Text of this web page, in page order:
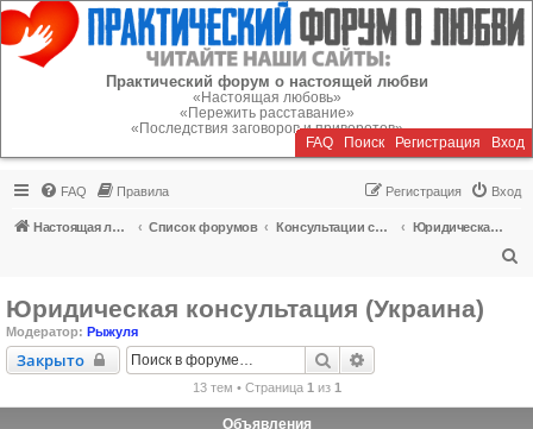
Регистрация
Практический форум о настоящей любви
«Настоящая любовь»
«Пережить расставание»
«Последствия заговоров и приворотов»
FAQ Поиск Регистрация Вход
FAQ Правила Вход
Регистрация
Настоящая любовь Список форумов Консультации специалистов
Юридическая консультация (Украина)
Юридическая консультация (Украина)
Модератор: Рыжуля
Закрыто
Закрыто Поиск
13 тем • Страница 1 из 1
Объявления